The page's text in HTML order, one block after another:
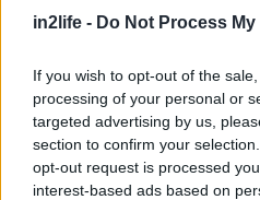
in2life - Do Not Process
If you wish to opt-out of the
processing of your personal or
targeted advertising by us,
section to confirm your
opt-out request is processed
interest-based ads based on
ακριβό –πρέπει όμως να
Έξτρα υλικά κατάλληλα
ανάλογα με τα γούστα τα
παρέας: Μοσχοκάρυδο,
μπαχάρι.